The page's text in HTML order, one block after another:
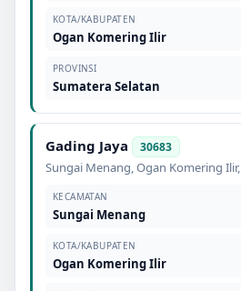
KOTA/KABUPATEN
Ogan Komering Ilir
PROVINSI
Sumatera Selatan
Gading Jaya 30683
Sungai Menang,Ogan Komering Ilir,
KECAMATAN
Sungai Menang
KOTA/KABUPATEN
Ogan Komering Ilir